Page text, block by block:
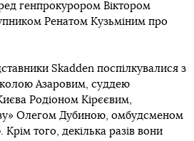
генпрокурором Віктором
Ренатом Кузьміним про
Skadden поспілкувалися з
Азаровим, суддею
Родіоном Кірєєвим,
Олегом Дубиною, омбудсменом
того, декілька разів вони